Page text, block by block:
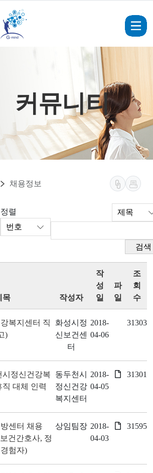
커뮤니티
채용정보
정렬
검색
목 작성자
작
성
일
파
일
조
회
수
복지센터 직
)
화성시정
신보건센
터
2018-
04-06
31303
시정신건강복
대체 인력
동두천시
정신건강
복지센터
2018-
04-05
31301
센터 채용
건간호사, 정
험자)
상임팀장 2018-
04-03
31595